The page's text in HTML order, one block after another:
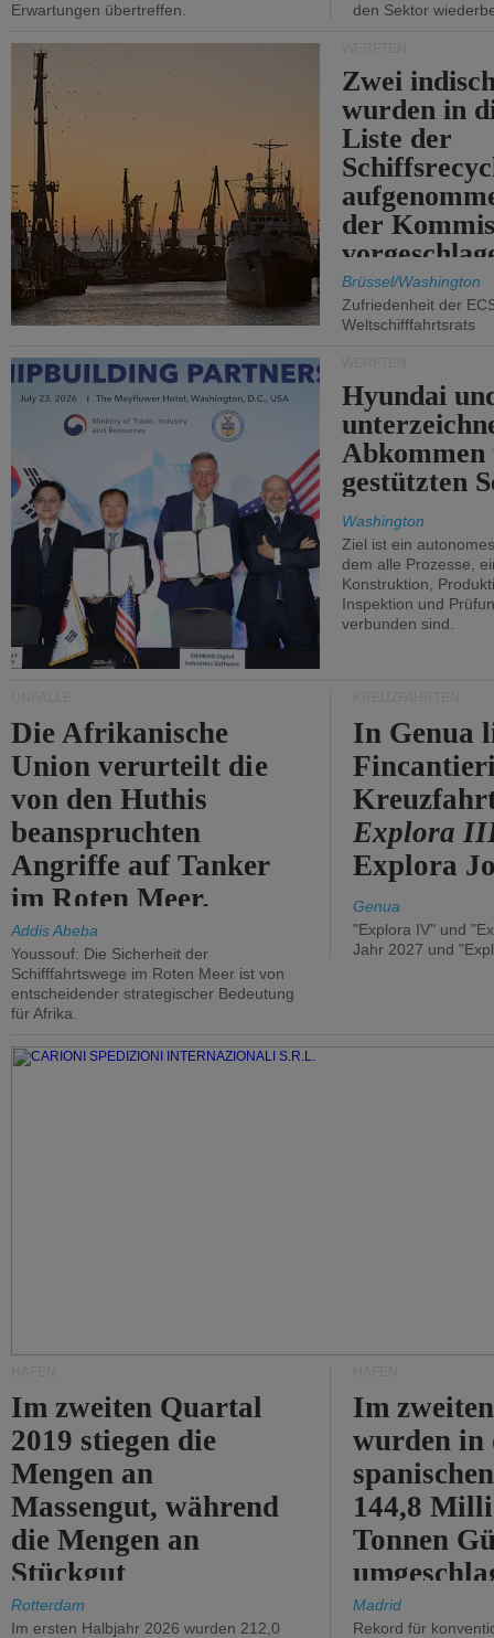
Erwartungen übertreffen.
den Sektor
Zwei
wurden in
Liste der
der
Brüssel/Washington
Zufriedenheit der
Weltschifffahrtsrats
Hyundai
gestützten
Washington
Ziel ist ein
dem alle Prozesse,
Konstruktion,
Inspektion und
verbunden sind.
Die Afrikanische
Union verurteilt die
von den Huthis
beanspruchten
Angriffe auf Tanker
im Roten Meer.
Addis Abeba
Youssouf: Die Sicherheit der
Schifffahrtswege im Roten Meer ist von
entscheidender strategischer Bedeutung
für Afrika.
In Genua
Explora
Explora
Genua
"Explora IV" und
Jahr 2027 und
Im zweiten Quartal
2019 stiegen die
Mengen an
Massengut, während
die Mengen an
Stückgut
zurückgingen.
Rotterdam
Im ersten Halbjahr 2026 wurden 212,0
Im
wurden in
144,8
Tonnen
%).
Madrid
Rekord für